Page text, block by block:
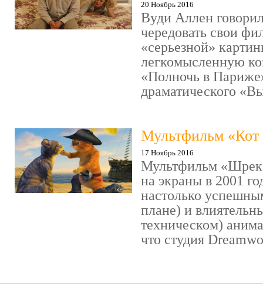
20 Ноябрь 2016
Вуди Аллен
чередовать свои
«серьезной»
легкомысленную
«Полночь в
драматического
Мультфильм «Кот
17 Ноябрь 2016
Мультфильм
на экраны в 2001
настолько
плане) и
техническом)
что студия